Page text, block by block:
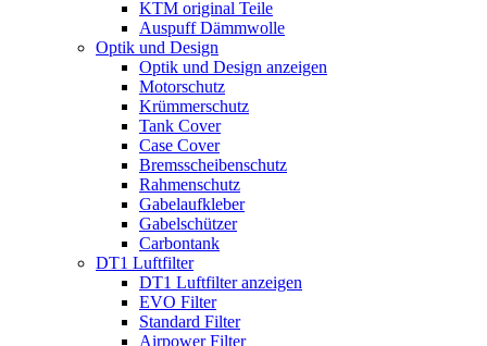
KTM original Teile
Auspuff Dämmwolle
Optik und Design
Optik und Design anzeigen
Motorschutz
Krümmerschutz
Tank Cover
Case Cover
Bremsscheibenschutz
Rahmenschutz
Gabelaufkleber
Gabelschützer
Carbontank
DT1 Luftfilter
DT1 Luftfilter anzeigen
EVO Filter
Standard Filter
Airpower Filter